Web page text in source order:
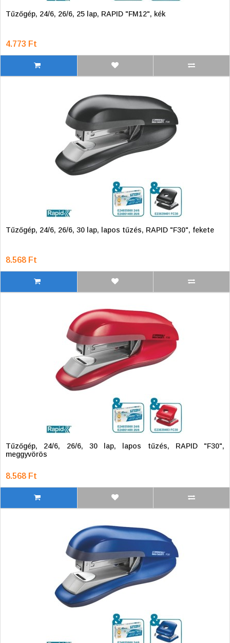
Tűzőgép, 24/6, 26/6, 25 lap, RAPID "FM12", kék
4.773 Ft
Tűzőgép, 24/6, 26/6, 30 lap, lapos tűzés, RAPID "F30", fekete
8.568 Ft
Tűzőgép, 24/6, 26/6, 30 lap, lapos tűzés, RAPID "F30",
meggyvörös
8.568 Ft